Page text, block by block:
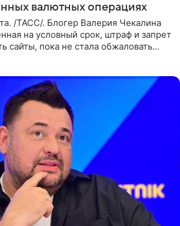
валютных операциях
/ТАСС/. Блогер Валерия Чекалина
на условный срок, штраф и запрет
сайты, пока не стала обжаловать